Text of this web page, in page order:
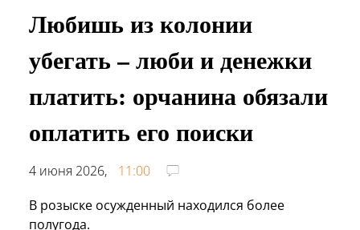
Любишь из колонии
убегать – люби и денежки
платить: орчанина обязали
оплатить его поиски
4 июня 2026,
11:00
В розыске осужденный находился более
полугода.